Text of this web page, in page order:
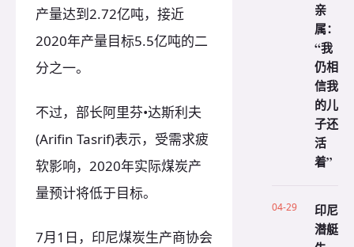
产量达到2.72亿吨，接近
2020年产量目标5.5亿吨的二
分之一。
不过，部长阿里芬•达斯利夫
(Arifin Tasrif)表示，受需求疲
软影响，2020年实际煤炭产
量预计将低于目标。
7月1日，印尼煤炭生产商协会
亲
属：
“我
仍相
信我
的儿
子还
活
着”
04-29
印尼
潜艇